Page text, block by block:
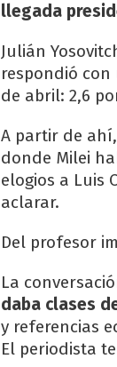
llegada
Julián
respondió
de abril: 2,6
A partir de ahí,
donde Milei
elogios a Luis
aclarar.
Del profesor
La
daba clases
y referencias
El periodista